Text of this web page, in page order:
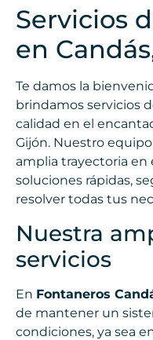
Servicios
en
Te damos la
brindamos servicios
calidad en el
Gijón. Nuestro
amplia trayectoria en
soluciones rápidas,
resolver todas tus
Nuestra
servicios
En Fontaneros
de mantener un
condiciones, ya sea